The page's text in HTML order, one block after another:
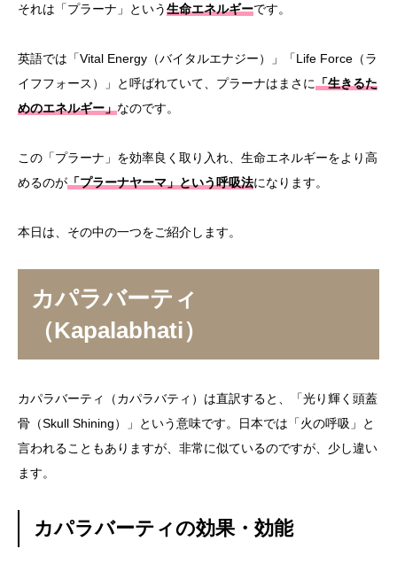
それは 「プラーナ」という生命エネルギーです。
英語では「Vital Energy（バイタルエナジー）」「Life Force（ラ
イフフォース）」と呼ばれていて、プラーナはまさに「生きるた
めのエネルギー」なのです。
この 「プラーナ」を効率良く取り入れ、生命エネルギーをより高
めるのが「プラーナヤーマ」という呼吸法になります。
本日は、その中の一つをご紹介します。
カパラバーティ
（Kapalabhati）
カパラバーティ（カパラバティ）は直訳すると、「光り輝く頭蓋
骨（Skull Shining）
」という意味です。日本では「火の呼吸 」と
言われることもありますが、非常に似ているのですが、少し違い
ます。
カパラバーティの効果・効能